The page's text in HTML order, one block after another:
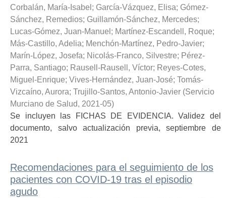
Corbalán, María-Isabel ; García-Vázquez, Elisa; Gómez-
Sánchez, Remedios; Guillamón-Sánchez, Mercedes;
Lucas-Gómez, Juan-Manuel ; Martínez-Escandell, Roque;
Más-Castillo, Adelia; Menchón-Martínez, Pedro-Javier;
Marín-López, Josefa; Nicolás-Franco, Silvestre; Pérez-
Parra, Santiago; Rausell-Rausell, Víctor; Reyes-Cotes,
Miguel-Enrique; Vives-Hernández, Juan-José; Tomás-
Vizcaíno, Aurora; Trujillo-Santos, Antonio-Javier (Servicio
Murciano de Salud, 2021-05)
Se incluyen las FICHAS DE EVIDENCIA. Validez del
documento, salvo actualización previa, septiembre de
2021
Recomendaciones para el seguimiento de los
pacientes con COVID-19 tras el episodio
agudo